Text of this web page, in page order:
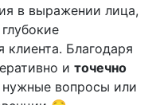
в выражении лица,
Благодаря
и точечно
нужные вопросы или